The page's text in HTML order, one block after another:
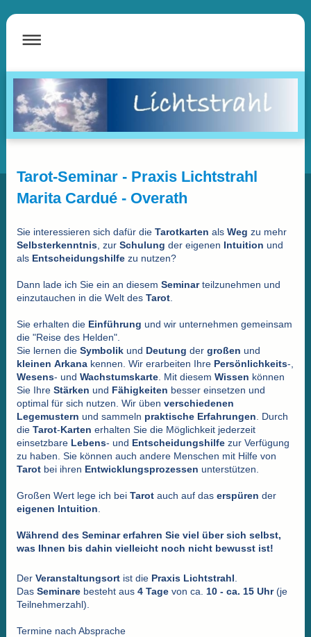
Tarot-Seminar - Praxis Lichtstrahl
Marita Cardué - Overath
Sie interessieren sich dafür die Tarotkarten als Weg zu mehr
Selbsterkenntnis, zur Schulung der eigenen Intuition und
als Entscheidungshilfezu nutzen?
Dann lade ich Sie ein an diesem Seminarteilzunehmen und
einzutauchen in die Welt des Tarot.
Sie erhalten die Einführung und wir unternehmen gemeinsam
die "Reise des Helden".
Sie lernen die Symbolikund Deutung der großen und
kleinen Arkanakennen. Wir erarbeiten Ihre Persönlichkeits-,
Wesens- und Wachstumskarte. Mit diesem Wissen können
Sie Ihre Stärken und Fähigkeiten besser einsetzen und
optimal für sich nutzen. Wir üben verschiedenen
Legemustern und sammeln praktische Erfahrungen . Durch
die Tarot-Karten erhalten Sie die Möglichkeit jederzeit
einsetzbare Lebens- und Entscheidungshilfezur Verfügung
zu haben. Sie können auch andere Menschen mit Hilfe von
Tarotbei ihren Entwicklungsprozessen unterstützen.
Großen Wert lege ich bei Tarotauch auf das erspüren der
eigenen Intuition
Während des Seminar erfahren Sie viel über sich selbst,
was Ihnen bis dahin vielleicht noch nicht bewusst ist!
Der Veranstaltungsortist die Praxis Lichtstrahl
Das Seminarebesteht aus 4 Tagevon ca. 10 - ca. 15 Uhr(je
Teilnehmerzahl).
Termine nach Absprache